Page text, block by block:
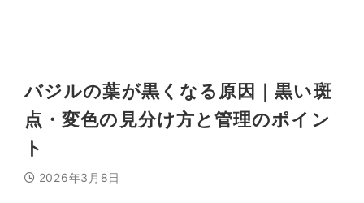
バジルの葉が黒くなる原因｜黒い斑
点・変色の見分け方と管理のポイン
ト
2026年3月8日